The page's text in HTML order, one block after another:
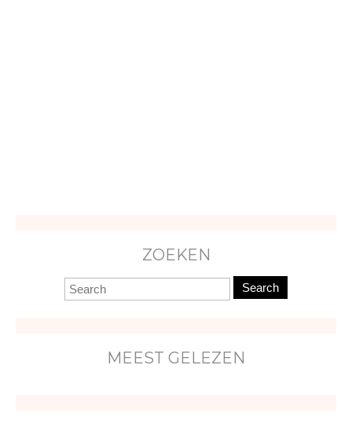
ZOEKEN
Search
MEEST GELEZEN